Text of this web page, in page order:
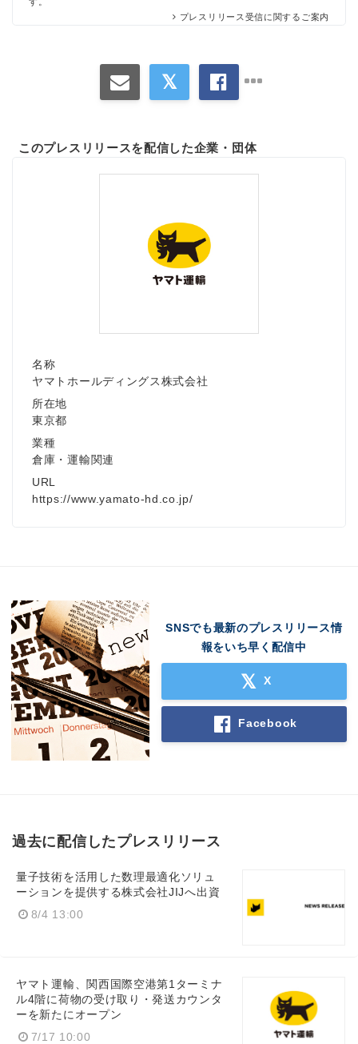
す。
プレスリリース受信に関するご案内
このプレスリリースを配信した企業・団体
名称
ヤマトホールディングス株式会社
所在地
東京都
業種
倉庫・運輸関連
URL
https://www.yamato-hd.co.jp/
SNSでも最新のプレスリリース情
報をいち早く配信中
X
Facebook
過去に配信したプレスリリース
量子技術を活用した数理最適化ソリュ
ーションを提供する株式会社JIJへ出資
8/4 13:00
ヤマト運輸、関西国際空港第1ターミナ
ル4階に荷物の受け取り・発送カウンタ
ーを新たにオープン
7/17 10:00